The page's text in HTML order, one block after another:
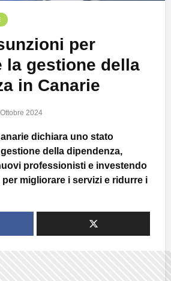
per
la gestione della
in Canarie
2024
dichiara uno stato
della dipendenza,
professionisti e investendo
migliorare i servizi e ridurre i